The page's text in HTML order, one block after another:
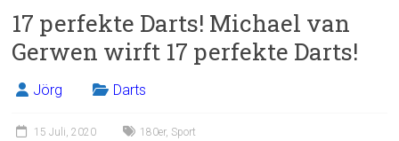
17 perfekte Darts! Michael van
Gerwen wirft 17 perfekte Darts!
Jörg Darts
15 Juli, 2020 180er, Sport